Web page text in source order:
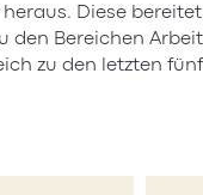
Diese
Bereichen
zu den letzten